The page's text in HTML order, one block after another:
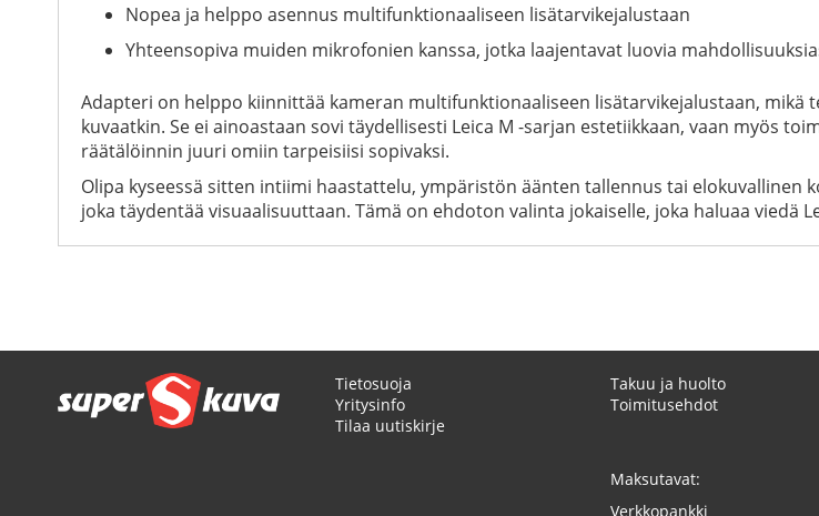
Nopea ja helppo asennus multifunktionaaliseen lisätarvikejalustaan
Yhteensopiva muiden mikrofonien kanssa, jotka laajentavat luovia
Adapteri on helppo kiinnittää kameran multifunktionaaliseen lisätarvikejalustaan, mikä
kuvaatkin. Se ei ainoastaan sovi täydellisesti Leica M -sarjan estetiikkaan, vaan myös
räätälöinnin juuri omiin tarpeisiisi sopivaksi.
Olipa kyseessä sitten intiimi haastattelu, ympäristön äänten tallennus tai elokuvallinen
joka täydentää visuaalisuuttaan. Tämä on ehdoton valinta jokaiselle, joka haluaa viedä
Tietosuoja
Yritysinfo
Tilaa uutiskirje
Takuu ja huolto
Toimitusehdot
Maksutavat:
Verkkopankki